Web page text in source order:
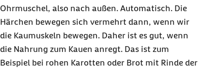
Ohrmuschel, also nach außen. Automatisch. Die
Härchen bewegen sich vermehrt dann, wenn wir
die Kaumuskeln bewegen. Daher ist es gut, wenn
die Nahrung zum Kauen anregt. Das ist zum
Beispiel bei rohen Karotten oder Brot mit Rinde der